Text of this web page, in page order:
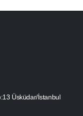
Üsküdar/İstanbul